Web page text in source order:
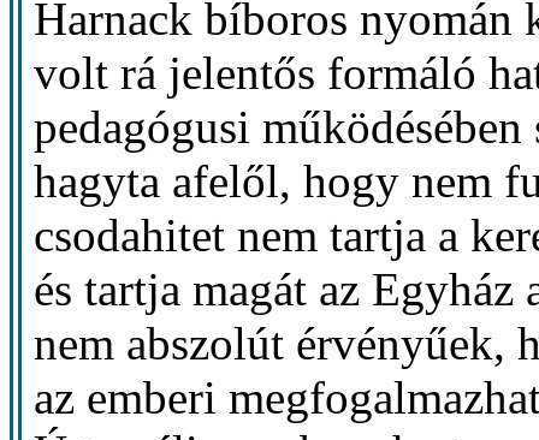
Harnack bíboros
volt rá jelentős formáló
pedagógusi
hagyta afelől, hogy nem
csodahitet nem tartja a
és tartja magát az Egyház
nem abszolút érvényűek,
az emberi